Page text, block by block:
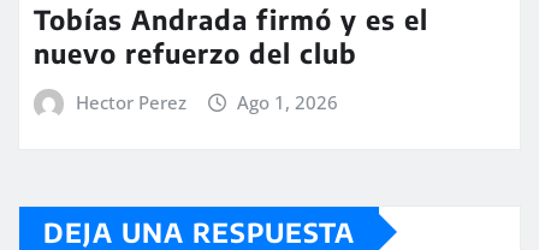
Tobías Andrada firmó y es el
nuevo refuerzo del club
Hector Perez Ago 1, 2026
DEJA UNA RESPUESTA